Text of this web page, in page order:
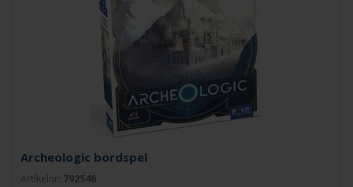
Archeologic bordspel
Artikelnr: 792546